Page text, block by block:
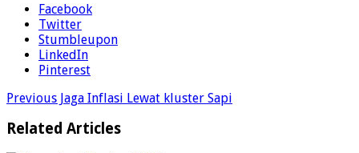
Facebook
Twitter
Stumbleupon
LinkedIn
Pinterest
Previous Jaga Inflasi Lewat kluster Sapi
Related Articles